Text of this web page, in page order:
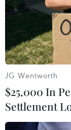
JG Wentworth
$25,000 In
Settlement